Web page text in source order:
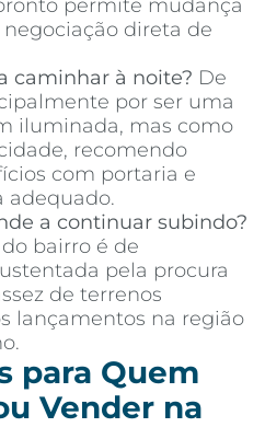
permite mudança
direta de
caminhar à noite? De
por ser uma
iluminada, mas como
recomendo
com portaria e
adequado.
a continuar subindo?
bairro é de
pela procura
de terrenos
lançamentos na região
para Quem
Vender na